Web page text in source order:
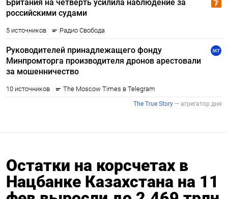
Остатки на корсчетах в
Нацбанке Казахстана на 11